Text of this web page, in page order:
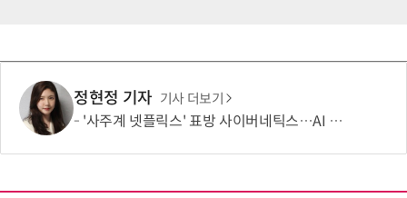
정현정 기자 기사 더보기
'사주계 넷플릭스' 표방 사이버네틱스…AI 사주로 MAU 100만 돌파